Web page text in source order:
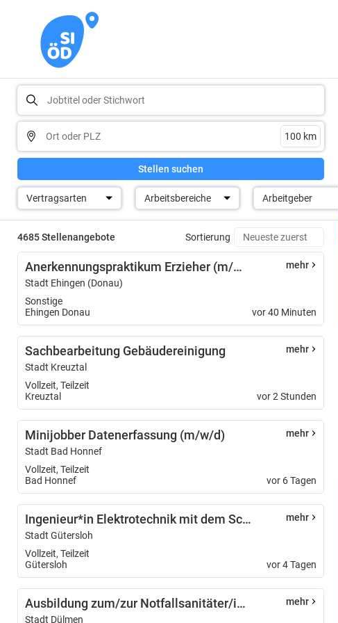
Stellen suchen
Vertragsarten Arbeitsbereiche Arbeitgeber
4685 Stellenangebote Sortierung
Anerkennungspraktikum Erzieher (m/w/d)
Stadt Ehingen (Donau)
Sonstige
Ehingen Donau
mehr
vor 40 Minuten
Sachbearbeitung Gebäudereinigung
Stadt Kreuztal
Vollzeit, Teilzeit
Kreuztal
mehr
vor 2 Stunden
Minijobber Datenerfassung (m/w/d)
Stadt Bad Honnef
Vollzeit, Teilzeit
Bad Honnef
mehr
vor 6 Tagen
Ingenieur*in Elektrotechnik mit dem Schwerpunkt Energie- und Gebäudetechnik (m/w/d)
Stadt Gütersloh
Vollzeit, Teilzeit
Gütersloh
mehr
vor 4 Tagen
Ausbildung zum/zur Notfallsanitäter/in (m/w/d)
Stadt Dülmen
mehr